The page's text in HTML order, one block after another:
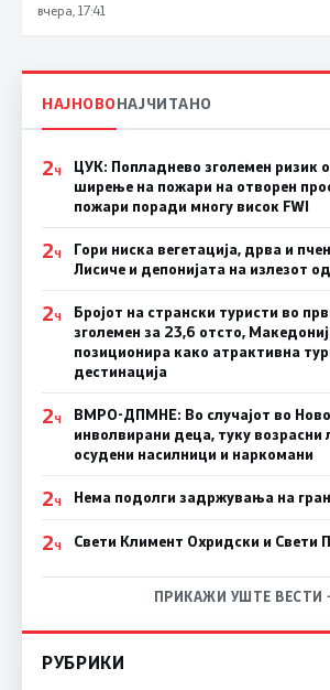
вчера, 17:41
НАЈНОВОНАЈЧИТАНО
2Ч
ЦУК: Попладнево зголемен ризик
ширење на пожари на отворен
пожари поради многу висок FWI
2Ч
Гори ниска вегетација, дрва и
Лисиче и депонијата на излезот
2Ч
Бројот на странски туристи во
зголемен за 23,6 отсто,
позиционира како атрактивна
дестинација
2Ч
ВМРО-ДПМНЕ: Во случајот во Ново
инволвирани деца, туку возрасни
осудени насилници и наркомани
2Ч Нема подолги задржувања на
2Ч Свети Климент Охридски и Свети
ПРИКАЖИ УШТЕ ВЕСТИ
РУБРИКИ